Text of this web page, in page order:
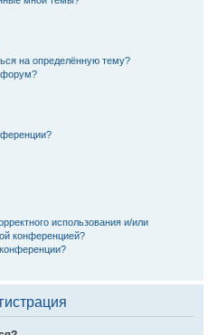
на определённую тему?
форум?
использования и/или
конференцией?